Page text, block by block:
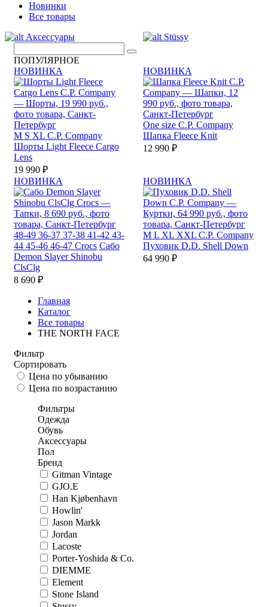
Новинки
Все товары
Аксессуары
Stüssy
ПОПУЛЯРНОЕ
НОВИНКА
M S XL C.P. Company
Шорты Light Fleece Cargo
Lens
19 990 ₽
НОВИНКА
One size C.P. Company
Шапка Fleece Knit
12 990 ₽
НОВИНКА
48-49 36-37 37-38 41-42 43-
44 45-46 46-47 Crocs Сабо
Demon Slayer Shinobu
ClsClg
8 690 ₽
НОВИНКА
M L XL XXL C.P. Company
Пуховик D.D. Shell Down
64 990 ₽
Главная
Каталог
Все товары
THE NORTH FACE
Фильтр
Сортировать
Цена по убыванию
Цена по возрастанию
Фильтры
Одежда
Обувь
Аксессуары
Пол
Бренд
Gitman Vintage
GJO.E
Han Kjøbenhavn
Howlin'
Jason Markk
Jordan
Lacoste
Porter-Yoshida & Co.
DIEMME
Element
Stone Island